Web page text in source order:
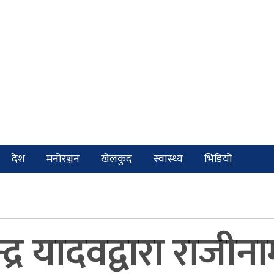
देश मनोरञ्जन खेलकुद स्वास्थ्य
भिडियो
यादवद्वारा